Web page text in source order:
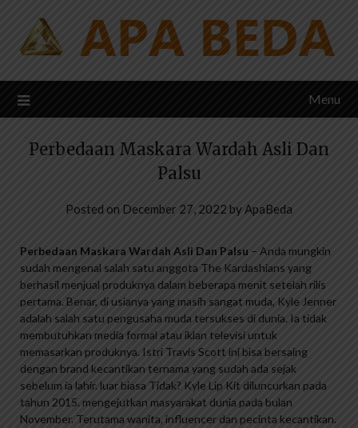
content
Menu
Perbedaan Maskara Wardah Asli Dan
Palsu
Posted on December 27, 2022 byApaBeda
Perbedaan Maskara Wardah Asli Dan Palsu – Anda mungkin
sudah mengenal salah satu anggota The Kardashians yang
berhasil menjual produknya dalam beberapa menit setelah rilis
pertama. Benar, di usianya yang masih sangat muda, Kyle Jenner
adalah salah satu pengusaha muda tersukses di dunia. Ia tidak
membutuhkan media formal atau iklan televisi untuk
memasarkan produknya. Istri Travis Scott ini bisa bersaing
dengan brand kecantikan ternama yang sudah ada sejak
sebelum ia lahir. luar biasa Tidak? Kyle Lip Kit diluncurkan pada
tahun 2015. mengejutkan masyarakat dunia pada bulan
November. Terutama wanita, influencer dan pecinta kecantikan.